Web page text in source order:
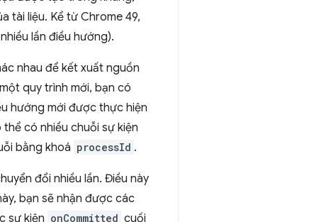
tài liệu. Kể từ Chrome 49,
lần điều hướng).
nhau để kết xuất nguồn
quy trình mới, bạn có
hướng mới được thực hiện
có nhiều chuỗi sự kiện
bằng khoá processId .
đổi nhiều lần. Điều này
bạn sẽ nhận được các
sự kiện onCommitted cuối